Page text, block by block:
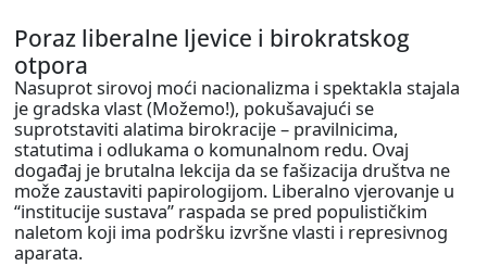
Poraz liberalne ljevice i birokratskog
otpora
Nasuprot sirovoj moći nacionalizma i spektakla stajala
je gradska vlast (Možemo!), pokušavajući se
suprotstaviti alatima birokracije – pravilnicima,
statutima i odlukama o komunalnom redu. Ovaj
događaj je brutalna lekcija da se fašizacija društva ne
može zaustaviti papirologijom. Liberalno vjerovanje u
“institucije sustava” raspada se pred populističkim
naletom koji ima podršku izvršne vlasti i represivnog
aparata.